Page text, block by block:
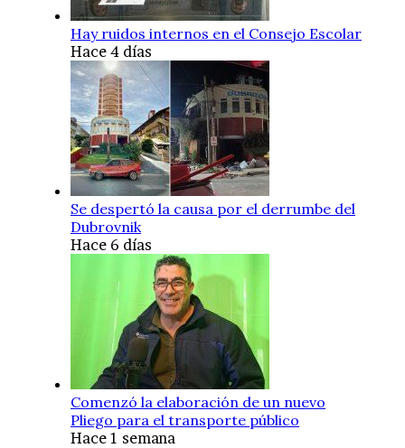
Hay ruidos internos en el Consejo Escolar
Hace 4 días
Se despertó la causa por el derrumbe del
Dubrovnik
Hace 6 días
Comenzó la elaboración de un nuevo
Pliego para el transporte público
Hace 1 semana